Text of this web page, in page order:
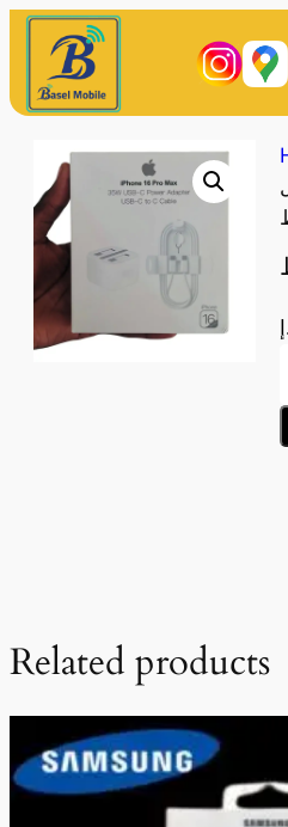
Related products